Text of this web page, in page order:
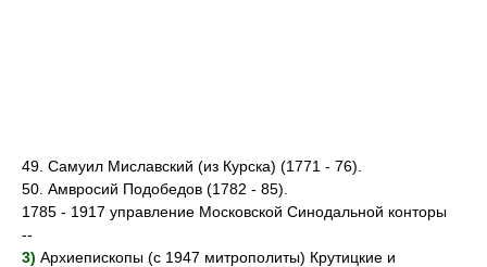
49. Самуил Миславский (из Курска) (1771 - 76).
50. Амвросий Подобедов (1782 - 85).
1785 - 1917 управление Московской Синодальной конторы
--
3) Архиепископы (с 1947 митрополиты) Крутицкие и